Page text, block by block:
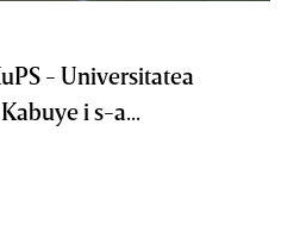
- Universitatea
i s-a...